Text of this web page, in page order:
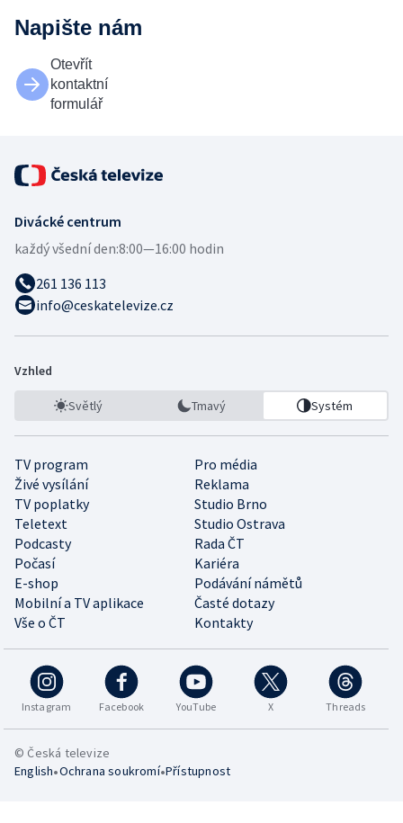
Napište nám
Otevřít
kontaktní
formulář
Divácké centrum
každý všední den:8:00—16:00 hodin
261 136 113
info@ceskatelevize.cz
Vzhled
Světlý Tmavý Systém
TV program
Pro média
Živé vysílání
Reklama
TV poplatky
Studio Brno
Teletext
Studio Ostrava
Podcasty
Rada ČT
Počasí
Kariéra
E-shop
Podávání námětů
Mobilní a TV aplikace
Časté dotazy
Vše o ČT
Kontakty
Instagram Facebook YouTube X Threads
© Česká televize
English•Ochrana soukromí•Přístupnost